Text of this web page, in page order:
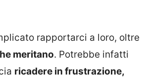
rapportarci a loro, oltre
meritano. Potrebbe infatti
ricadere in frustrazione,